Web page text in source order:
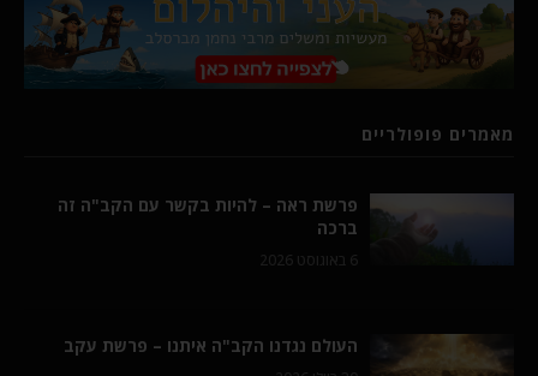
מאמרים פופולריים
פרשת ראה – להיות בקשר עם הקב"ה זה
ברכה
6 באוגוסט 2026
העולם נגדנו הקב"ה איתנו – פרשת עקב